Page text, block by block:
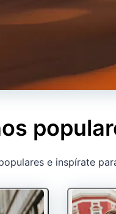
e inspírate